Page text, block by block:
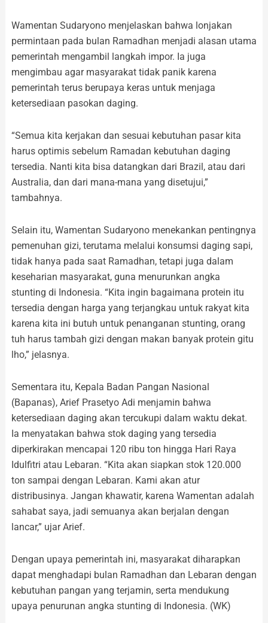
Wamentan Sudaryono menjelaskan bahwa lonjakan
permintaan pada bulan Ramadhan menjadi alasan utama
pemerintah mengambil langkah impor. Ia juga
mengimbau agar masyarakat tidak panik karena
pemerintah terus berupaya keras untuk menjaga
ketersediaan pasokan daging.
“Semua kita kerjakan dan sesuai kebutuhan pasar kita
harus optimis sebelum Ramadan kebutuhan daging
tersedia. Nanti kita bisa datangkan dari Brazil, atau dari
Australia, dan dari mana-mana yang disetujui,”
tambahnya.
Selain itu, Wamentan Sudaryono menekankan pentingnya
pemenuhan gizi, terutama melalui konsumsi daging sapi,
tidak hanya pada saat Ramadhan, tetapi juga dalam
keseharian masyarakat, guna menurunkan angka
stunting di Indonesia. “Kita ingin bagaimana protein itu
tersedia dengan harga yang terjangkau untuk rakyat kita
karena kita ini butuh untuk penanganan stunting, orang
tuh harus tambah gizi dengan makan banyak protein gitu
lho,” jelasnya.
Sementara itu, Kepala Badan Pangan Nasional
(Bapanas), Arief Prasetyo Adi menjamin bahwa
ketersediaan daging akan tercukupi dalam waktu dekat.
Ia menyatakan bahwa stok daging yang tersedia
diperkirakan mencapai 120 ribu ton hingga Hari Raya
Idulfitri atau Lebaran. “Kita akan siapkan stok 120.000
ton sampai dengan Lebaran. Kami akan atur
distribusinya. Jangan khawatir, karena Wamentan adalah
sahabat saya, jadi semuanya akan berjalan dengan
lancar,” ujar Arief.
Dengan upaya pemerintah ini, masyarakat diharapkan
dapat menghadapi bulan Ramadhan dan Lebaran dengan
kebutuhan pangan yang terjamin, serta mendukung
upaya penurunan angka stunting di Indonesia. (WK)